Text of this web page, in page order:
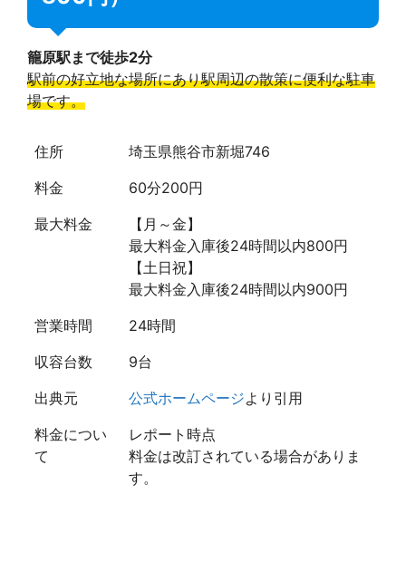
籠原駅まで徒歩2分
駅前の好立地な場所にあり駅周辺の散策に便利な駐車
場です。
住所
埼玉県熊谷市新堀746
料金
60分200円
最大料金
【月～金】
最大料金入庫後24時間以内800円
【土日祝】
最大料金入庫後24時間以内900円
営業時間
24時間
収容台数
9台
出典元
公式ホームページより引用
料金につい
て
レポート時点
料金は改訂されている場合がありま
す。